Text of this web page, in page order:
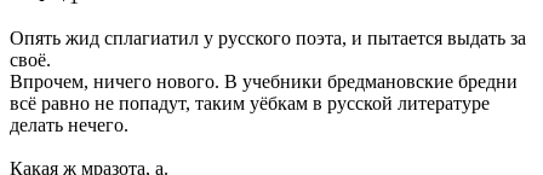
Опять жид сплагиатил у русского поэта, и пытается выдать за
своё.
Впрочем, ничего нового. В учебники бредмановские бредни
всё равно не попадут, таким уёбкам в русской литературе
делать нечего.
Какая ж мразота, а.